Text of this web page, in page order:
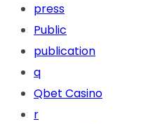
press
Public
publication
q
Qbet Casino
r